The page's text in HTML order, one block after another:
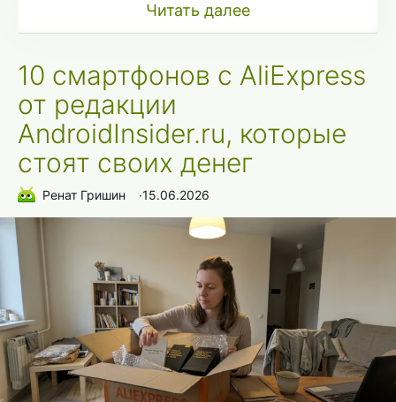
Читать далее
10 смартфонов с AliExpress
от редакции
AndroidInsider.ru, которые
стоят своих денег
Ренат Гришин ∙15.06.2026